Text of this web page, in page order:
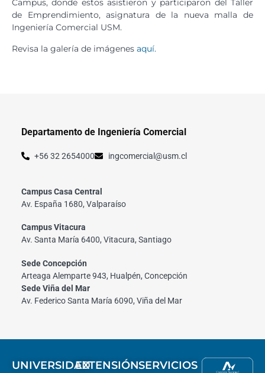
de Emprendimiento, asignatura de la nueva malla de
Ingeniería Comercial USM.
Revisa la galería de imágenes aquí.
Departamento de Ingeniería Comercial
+56 32 2654000 ingcomercial@usm.cl
Campus Casa Central
Av. España 1680, Valparaíso
Campus Vitacura
Av. Santa María 6400, Vitacura, Santiago
Sede Concepción
Arteaga Alemparte 943, Hualpén, Concepción
Sede Viña del Mar
Av. Federico Santa María 6090, Viña del Mar
UNIVERSIDADEXTENSIÓNSERVICIOS